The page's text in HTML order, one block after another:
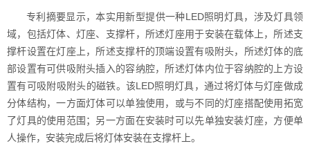
专利摘要显示，本实用新型提供一种LED照明灯具，涉及灯具领
域，包括灯体、灯座、支撑杆，所述灯座用于安装在载体上，所述支
撑杆设置在灯座上，所述支撑杆的顶端设置有吸附头，所述灯体的底
部设置有可供吸附头插入的容纳腔，所述灯体内位于容纳腔的上方设
置有可吸附吸附头的磁铁。该LED照明灯具，通过将灯体与灯座做成
分体结构，一方面灯体可以单独使用，或与不同的灯座搭配使用拓宽
了灯具的使用范围；另一方面在安装时可以先单独安装灯座，方便单
人操作，安装完成后将灯体安装在支撑杆上。